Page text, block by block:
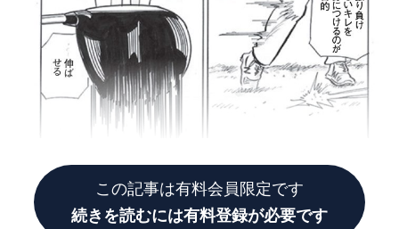
この記事は有料会員限定です
続きを読むには有料登録が必要です